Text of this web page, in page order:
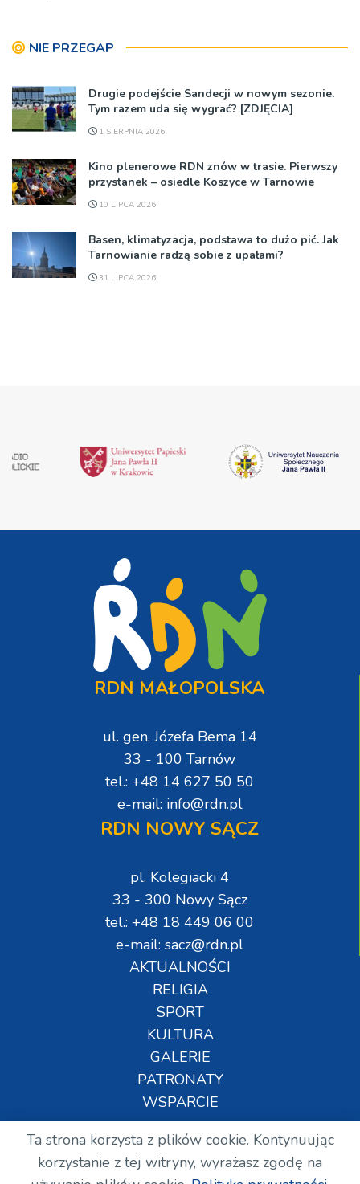
NIE PRZEGAP
Drugie podejście Sandecji w nowym sezonie.
Tym razem uda się wygrać? [ZDJĘCIA]
1 SIERPNIA 2026
Kino plenerowe RDN znów w trasie. Pierwszy
przystanek – osiedle Koszyce w Tarnowie
10 LIPCA 2026
Basen, klimatyzacja, podstawa to dużo pić. Jak
Tarnowianie radzą sobie z upałami?
31 LIPCA 2026
RDN MAŁOPOLSKA
ul. gen. Józefa Bema 14
33 - 100 Tarnów
tel.: +48 14 627 50 50
e-mail: info@rdn.pl
RDN NOWY SĄCZ
pl. Kolegiacki 4
33 - 300 Nowy Sącz
tel.: +48 18 449 06 00
e-mail: sacz@rdn.pl
AKTUALNOŚCI
RELIGIA
SPORT
KULTURA
GALERIE
PATRONATY
WSPARCIE
Copyright © Wszelkie prawa zastrzeżone. RDN.
Ta strona korzysta z plików cookie. Kontynuując
korzystanie z tej witryny, wyrażasz zgodę na